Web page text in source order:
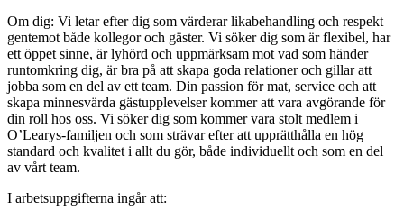
Om dig: Vi letar efter dig som värderar likabehandling och respekt
gentemot både kollegor och gäster. Vi söker dig som är flexibel, har
ett öppet sinne, är lyhörd och uppmärksam mot vad som händer
runtomkring dig, är bra på att skapa goda relationer och gillar att
jobba som en del av ett team. Din passion för mat, service och att
skapa minnesvärda gästupplevelser kommer att vara avgörande för
din roll hos oss. Vi söker dig som kommer vara stolt medlem i
O’Learys-familjen och som strävar efter att upprätthålla en hög
standard och kvalitet i allt du gör, både individuellt och som en del
av vårt team.
I arbetsuppgifterna ingår att: